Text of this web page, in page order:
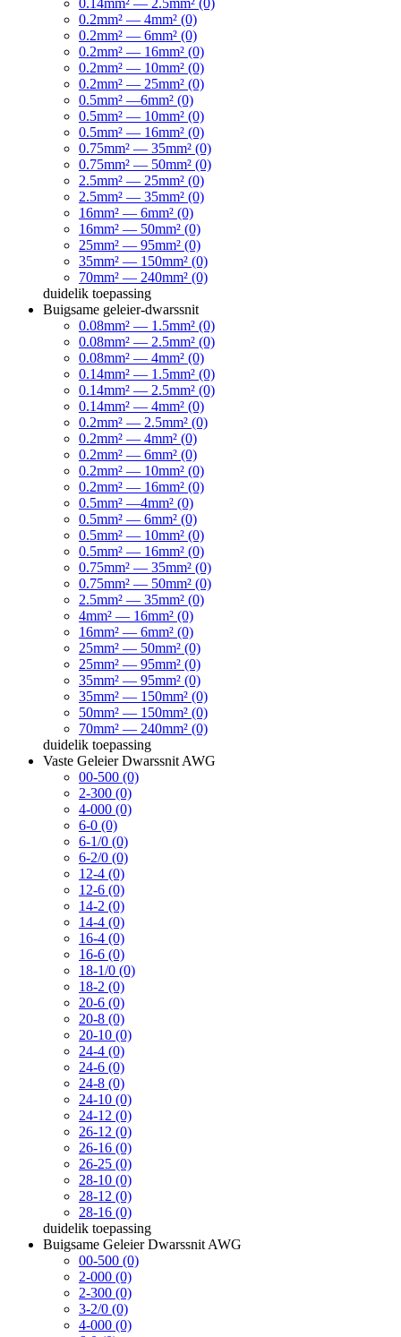
0.2mm² — 4mm² (0)
0.2mm² — 6mm² (0)
0.2mm² — 16mm² (0)
0.2mm² — 10mm² (0)
0.2mm² — 25mm² (0)
0.5mm² —6mm² (0)
0.5mm² — 10mm² (0)
0.5mm² — 16mm² (0)
0.75mm² — 35mm² (0)
0.75mm² — 50mm² (0)
2.5mm² — 25mm² (0)
2.5mm² — 35mm² (0)
16mm² — 6mm² (0)
16mm² — 50mm² (0)
25mm² — 95mm² (0)
35mm² — 150mm² (0)
70mm² — 240mm² (0)
duidelik toepassing
Buigsame geleier-dwarssnit
0.08mm² — 1.5mm² (0)
0.08mm² — 2.5mm² (0)
0.08mm² — 4mm² (0)
0.14mm² — 1.5mm² (0)
0.14mm² — 2.5mm² (0)
0.14mm² — 4mm² (0)
0.2mm² — 2.5mm² (0)
0.2mm² — 4mm² (0)
0.2mm² — 6mm² (0)
0.2mm² — 10mm² (0)
0.2mm² — 16mm² (0)
0.5mm² —4mm² (0)
0.5mm² — 6mm² (0)
0.5mm² — 10mm² (0)
0.5mm² — 16mm² (0)
0.75mm² — 35mm² (0)
0.75mm² — 50mm² (0)
2.5mm² — 35mm² (0)
4mm² — 16mm² (0)
16mm² — 6mm² (0)
25mm² — 50mm² (0)
25mm² — 95mm² (0)
35mm² — 95mm² (0)
35mm² — 150mm² (0)
50mm² — 150mm² (0)
70mm² — 240mm² (0)
duidelik toepassing
Vaste Geleier Dwarssnit AWG
00-500 (0)
2-300 (0)
4-000 (0)
6-0 (0)
6-1/0 (0)
6-2/0 (0)
12-4 (0)
12-6 (0)
14-2 (0)
14-4 (0)
16-4 (0)
16-6 (0)
18-1/0 (0)
18-2 (0)
20-6 (0)
20-8 (0)
20-10 (0)
24-4 (0)
24-6 (0)
24-8 (0)
24-10 (0)
24-12 (0)
26-12 (0)
26-16 (0)
26-25 (0)
28-10 (0)
28-12 (0)
28-16 (0)
duidelik toepassing
Buigsame Geleier Dwarssnit AWG
00-500 (0)
2-000 (0)
2-300 (0)
3-2/0 (0)
4-000 (0)